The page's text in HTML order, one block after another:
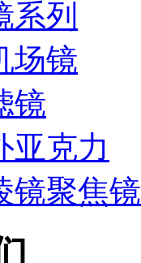
系列
场镜
镜
亚克力
镜聚焦镜